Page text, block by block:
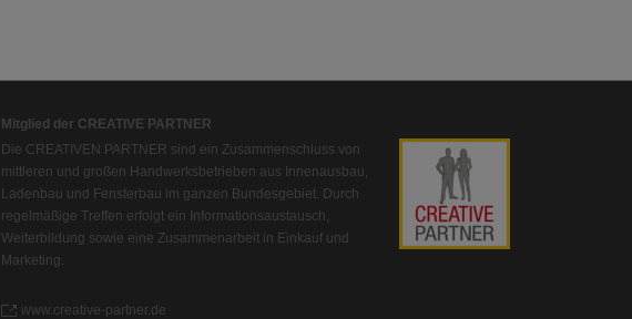
Mitglied der CREATIVE PARTNER
Die CREATIVEN PARTNER sind ein Zusammenschluss von
mittleren und großen Handwerksbetrieben aus Innenausbau,
Ladenbau und Fensterbau im ganzen Bundesgebiet. Durch
regelmäßige Treffen erfolgt ein Informationsaustausch,
Weiterbildung sowie eine Zusammenarbeit in Einkauf und
Marketing.
www.creative-partner.de